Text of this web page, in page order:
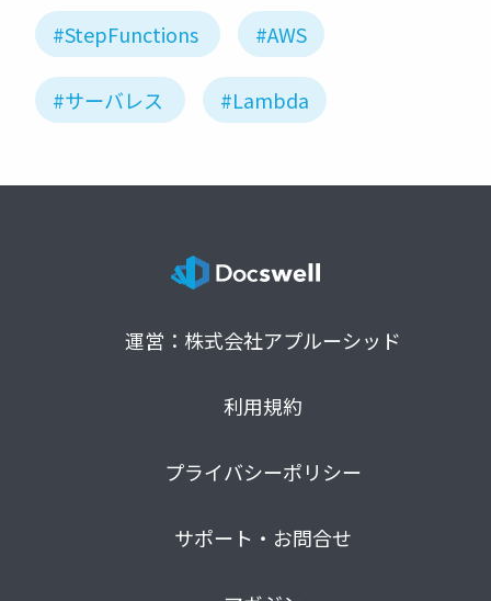
#StepFunctions #AWS
#サーバレス #Lambda
運営：株式会社アプルーシッド
利用規約
プライバシーポリシー
サポート・お問合せ